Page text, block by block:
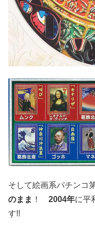
そして絵画系パチンコ
のまま ！ 2004年に平
す!!